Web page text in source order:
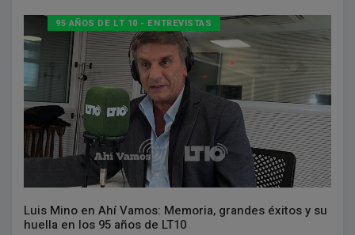
95 AÑOS DE LT 10 - ENTREVISTAS
Luis Mino en Ahí Vamos: Memoria, grandes éxitos y su
huella en los 95 años de LT10